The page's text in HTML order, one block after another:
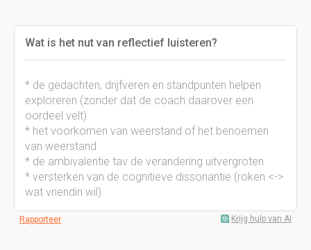
Wat is het nut van reflectief luisteren?
* de gedachten, drijfveren en standpunten helpen
exploreren (zonder dat de coach daarover een
oordeel velt)
* het voorkomen van weerstand of het benoemen
van weerstand
* de ambivalentie tav de verandering uitvergroten
* versterken van de cognitieve dissonantie (roken <->
wat vriendin wil)
Rapporteer Krijg hulp van AI